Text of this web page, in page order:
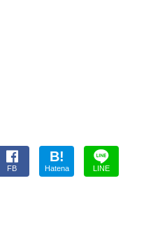
FB
B!
Hatena LINE